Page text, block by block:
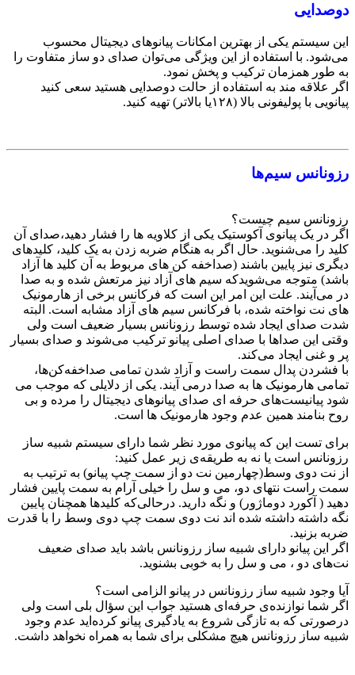
دوصدایی
این سیستم یکی از بهترین امکانات پیانوهای دیجیتال محسوب
می‌شود. با استفاده از این ویژگی می‌توان صدای دو ساز متفاوت را
به طور همزمان ترکیب و پخش نمود.
اگر علاقه مند به استفاده از حالت دوصدایی هستید سعی کنید
پیانویی با پولیفونی بالا (۱۲۸یا بالاتر) تهیه کنید.
رزونانس سیم‌ها
رزونانس سیم چیست؟
اگر در یک پیانوی آکوستیک یکی از کلاویه ها را فشار دهید،‌صدای آن
کلید را می‌شنوید. حال اگر به هنگام ضربه زدن به یک کلید، کلیدهای
دیگری نیز پایین باشند (صداخفه کن های مربوط به آن کلید ها آزاد
باشد)‌ متوجه می‌شویدکه سیم های آزاد نیز مرتعش شده و به صدا
در می‌آیند. علت این امر این است که فرکانس برخی از هارمونیک
های نت نواخته شده، با فرکانس سیم های آزاد مشابه است. البته
شدت صدای ایجاد شده توسط رزونانس بسیار ضعیف است ولی
وقتی این‌ صداها با صدای اصلی پیانو ترکیب می‌شوند و صدای بسیار
پر و غنی ایجاد می‌کند.
با فشردن پدال سمت راست و آزاد شدن تمامی صداخفه‌کن‌ها،
تمامی هارمونیک ها به صدا درمی آیند. یکی از دلایلی که موجب می
شود پیانیست‌های حرفه ای صدای پیانوهای دیجیتال را مرده و بی
روح بنامند همین عدم وجود هارمونیک ها است.
برای تست این که پیانوی مورد نظر شما دارای سیستم شبیه ساز
رزونانس است یا نه به طریقه‌ی زیر عمل کنید:
از نت دوی وسط(‌چهارمین نت دو از سمت چپ پیانو) به ترتیب به
سمت راست نتهای دو، می و سل را خیلی آرام به سمت پایین فشار
دهید ( آکورد دوماژور) و نگه دارید. درحالی‌که کلیدها همچنان پایین
نگه داشته داشته شده اند نت دوی سمت چپ دوی وسط را با قدرت
ضربه بزنید.
اگر این پیانو دارای شبیه ساز رزونانس باشد باید صدای ضعیف
نت‌های دو ، می و سل را به خوبی بشنوید.
آیا وجود شبیه ساز رزونانس در پیانو الزامی است؟
اگر شما نوازنده‌ی حرفه‌ای هستید جواب این سؤال بلی است ولی
درصورتی که به تازگی شروع به یادگیری پیانو کرده‌اید عدم وجود
شبیه ساز رزونانس هیچ مشکلی برای شما به همراه نخواهد داشت.